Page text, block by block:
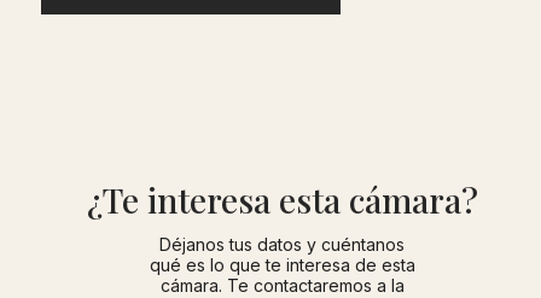
¿Te interesa esta cámara?
Déjanos tus datos y cuéntanos
qué es lo que te interesa de esta
cámara. Te contactaremos a la